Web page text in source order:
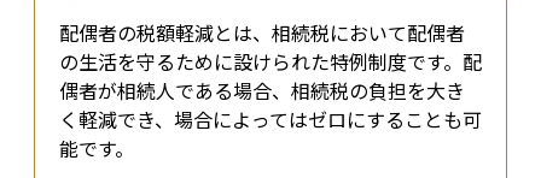
配偶者の税額軽減とは、相続税において配偶者
の生活を守るために設けられた特例制度です。配
偶者が相続人である場合、相続税の負担を大き
く軽減でき、場合によってはゼロにすることも可
能です。